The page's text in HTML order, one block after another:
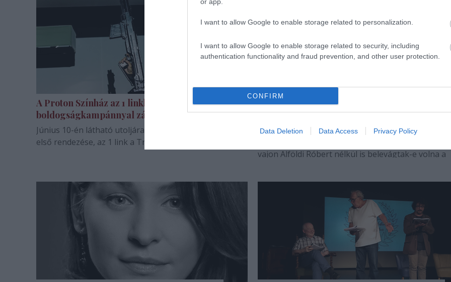
I want to allow Google to enable storage related to personalization.
I want to allow Google to enable storage related to security, including
authentication functionality and fraud prevention, and other user protection.
CONFIRM
Data Deletion Data Access Privacy Policy
A Proton Színház az 1 linkkel és egy
boldogságkampánnyal zárja az évadot
Június 10-én látható utoljára az évadban Bánki Gergely
első rendezése, az 1 link a Trafóban.
„Mi csak közösen gondolkodva tudunk
színházat csinálni”
Az Átrium vezetését frissen átvevő Kultúrbrigáddal
vajon Alföldi Róbert nélkül is belevágtak-e volna a